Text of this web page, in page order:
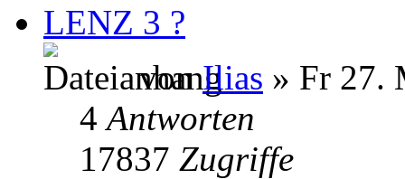
LENZ 3 ?
vonIlias » Fr 27.
4Antworten
17837 Zugriffe